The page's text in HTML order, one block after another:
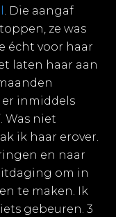
. Die aangaf
ze was
écht voor haar
laten haar aan
er inmiddels
Was niet
ik haar erover.
en naar
om in
te maken. Ik
gebeuren. 3